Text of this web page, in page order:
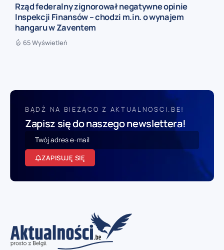
Rząd federalny zignorował negatywne opinie
Inspekcji Finansów – chodzi m.in. o wynajem
hangaru w Zaventem
65 Wyświetleń
BĄDŹ NA BIEŻĄCO Z AKTUALNOSCI.BE!
Zapisz się do naszego newslettera!
ZAPISUJĘ SIĘ